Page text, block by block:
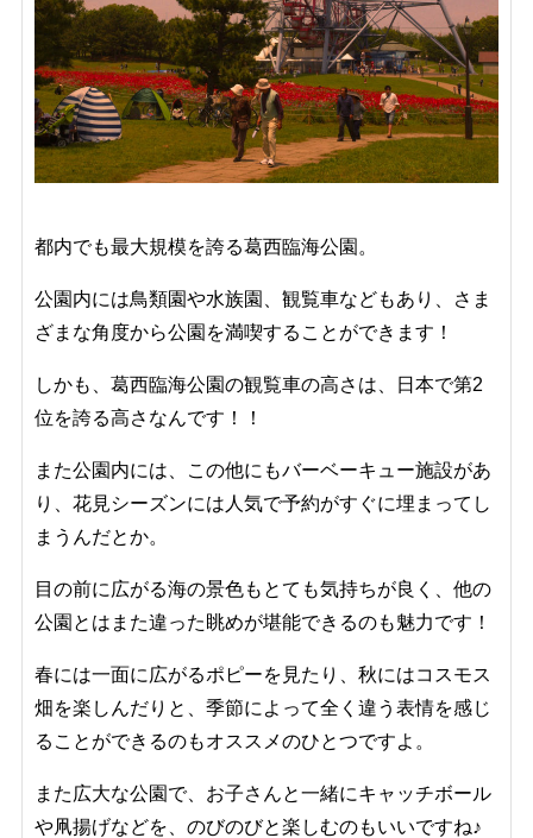
都内でも最大規模を誇る葛西臨海公園。
公園内には鳥類園や水族園、観覧車などもあり、さま
ざまな角度から公園を満喫することができます！
しかも、葛西臨海公園の観覧車の高さは、日本で第2
位を誇る高さなんです！！
また公園内には、この他にもバーベーキュー施設があ
り、花見シーズンには人気で予約がすぐに埋まってし
まうんだとか。
目の前に広がる海の景色もとても気持ちが良く、他の
公園とはまた違った眺めが堪能できるのも魅力です！
春には一面に広がるポピーを見たり、秋にはコスモス
畑を楽しんだりと、季節によって全く違う表情を感じ
ることができるのもオススメのひとつですよ。
また広大な公園で、お子さんと一緒にキャッチボール
や凧揚げなどを、のびのびと楽しむのもいいですね♪